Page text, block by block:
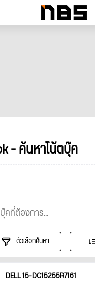
- ค้นหาโน้ตบุ๊ค
ตัวเลือกค้นหา
DELL 15-DC15255R7161